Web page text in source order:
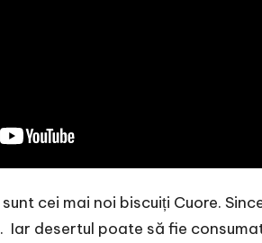
cei mai noi biscuiți Cuore.
Iar desertul poate să fie